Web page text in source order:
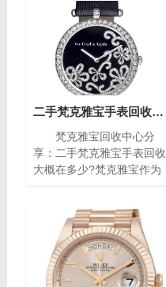
二手梵克雅宝手表回收大概在多少?(梵克雅宝高价回收指南)
梵克雅宝回收中心分
享：二手梵克雅宝手表回收
大概在多少?梵克雅宝作为
量而闻名。对于那些拥有一
款梵克雅宝手表的人来说，
了解其回收价格是非常重要
的。本文将为您介绍二手梵